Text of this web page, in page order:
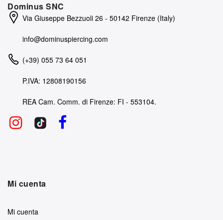
Dominus SNC
Via Giuseppe Bezzuoli 26 - 50142 Firenze (Italy)
info@dominuspiercing.com
(+39) 055 73 64 051
P.IVA: 12808190156
REA Cam. Comm. di Firenze: FI - 553104.
Mi cuenta
Mi cuenta